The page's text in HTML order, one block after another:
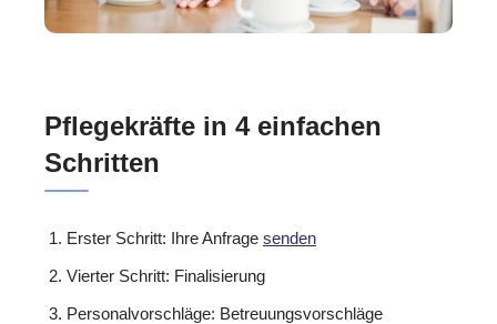
Pflegekräfte in 4 einfachen
Schritten
Erster Schritt: Ihre Anfrage senden
Vierter Schritt: Finalisierung
Personalvorschläge: Betreuungsvorschläge